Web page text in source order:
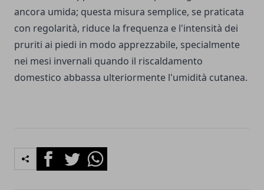
ancora umida; questa misura semplice, se praticata
con regolarità, riduce la frequenza e l'intensità dei
pruriti ai piedi in modo apprezzabile, specialmente
nei mesi invernali quando il riscaldamento
domestico abbassa ulteriormente l'umidità cutanea.
FacebookTwitterWhatsapp